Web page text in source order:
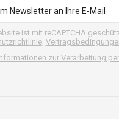
ist mit reCAPTCHA
,
zur Verarbeitung